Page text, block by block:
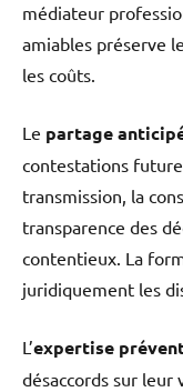
médiateur
amiables préserve
les coûts.
Le partage
contestations
transmission, la
transparence des
contentieux. La
juridiquement les
L’expertise
désaccords sur leur